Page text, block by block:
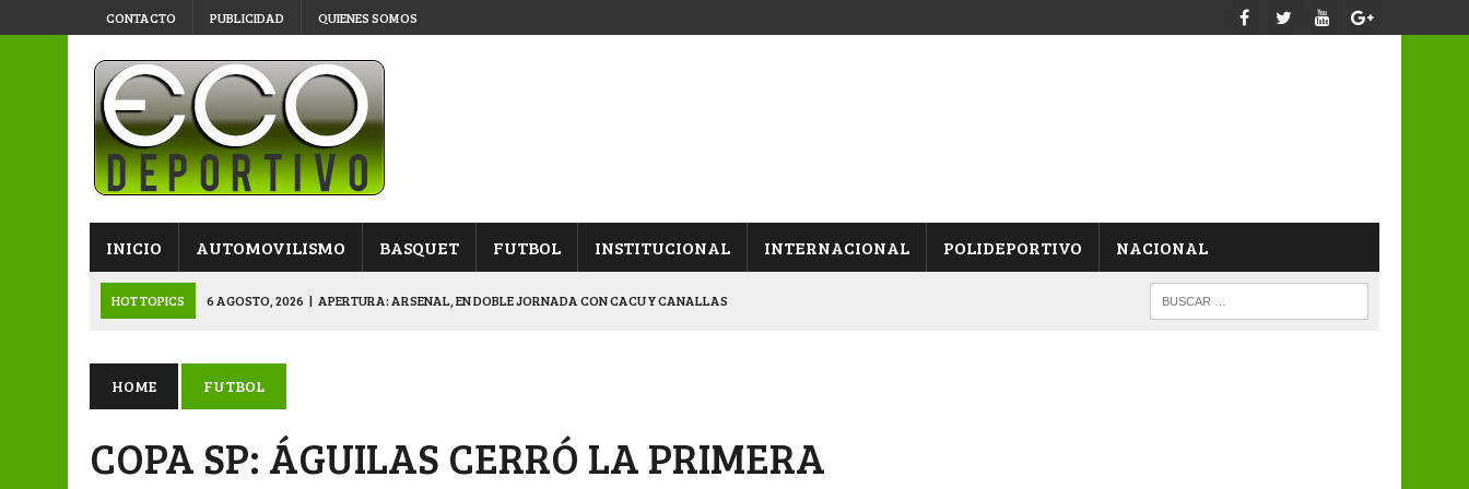
CONTACTO PUBLICIDAD QUIENES SOMOS
INICIO AUTOMOVILISMO BASQUET FUTBOL INSTITUCIONAL INTERNACIONAL POLIDEPORTIVO NACIONAL
HOT TOPICS 6 AGOSTO, 2026 | APERTURA: ARSENAL, EN DOBLE JORNADA CON CACU Y CANALLAS
6 AGOSTO, 2026 | PRIMERA B: SPORTIVO SE METIÓ EN SEMIFINALES TRAS GANARLE A “LA MONTE”
APERTURA “B”: CACU Y CANALLAS AVANZARON FRENTE A ARSENAL
HOME FUTBOL
COPA SP: ÁGUILAS CERRÓ LA PRIMERA